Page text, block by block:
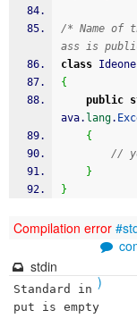
/* Name of
ass is
class Ideone
{
public
ava. lang.
{
//
}
}
Compilation error
)
stdin
Standard in
put is empty